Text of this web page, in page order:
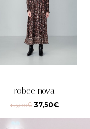
robee nova
125,00€ 37,50€